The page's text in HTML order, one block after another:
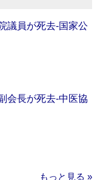
議員が死去‐国家公
会長が死去‐中医協
もっと見る »